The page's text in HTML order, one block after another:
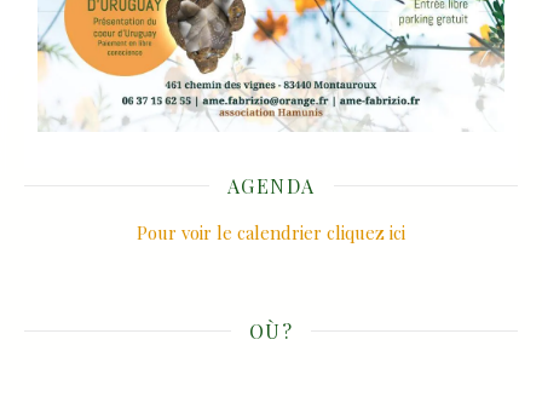
AGENDA
Pour voir le calendrier cliquez ici
OÙ?